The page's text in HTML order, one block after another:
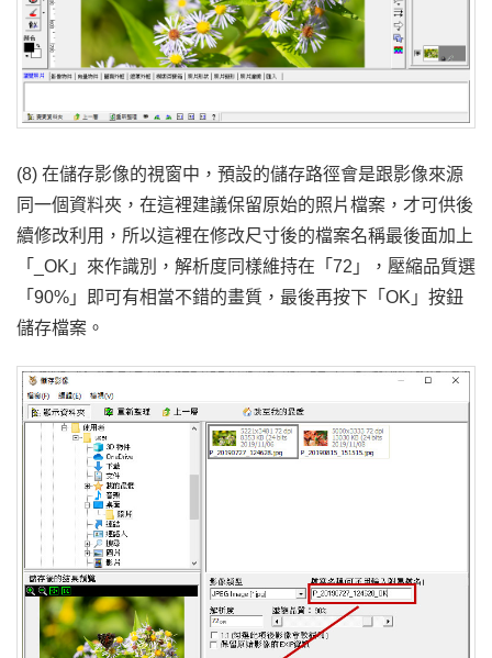
(8) 在儲存影像的視窗中，預設的儲存路徑會是跟影像來源
同一個資料夾，在這裡建議保留原始的照片檔案，才可供後
續修改利用，所以這裡在修改尺寸後的檔案名稱最後面加上
「_OK」來作識別，解析度同樣維持在「72」，壓縮品質選
「90%」即可有相當不錯的畫質，最後再按下「OK」按鈕
儲存檔案。